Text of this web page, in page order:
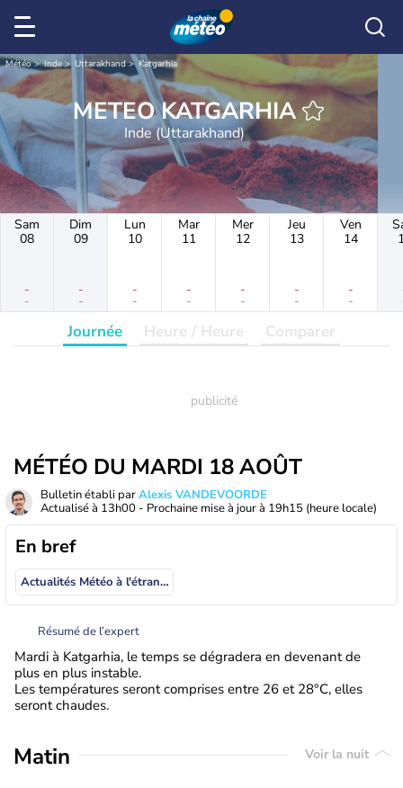
Météo Inde Uttarakhand Katgarhia
METEO KATGARHIA
Inde (Uttarakhand)
Sam
08
-
-
Dim
09
-
-
Lun
10
-
-
Mar
11
-
-
Mer
12
-
-
Jeu
13
-
-
Ven
14
-
-
Journée Heure / Heure Comparer
MÉTÉO DU MARDI 18 AOÛT
Bulletin établi parAlexis VANDEVOORDE
Actualisé à 13h00 - Prochaine mise à jour à 19h15 (heure locale)
En bref
Actualités Météo à l'étranger
Résumé de l’expert
Mardi à Katgarhia, le temps se dégradera en devenant de
plus en plus instable.
Les températures seront comprises entre 26 et 28°C, elles
seront chaudes.
Matin Voir la nuit